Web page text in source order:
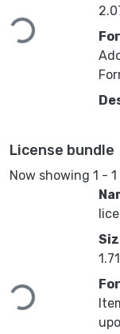
License bundle
Now showing 1 -